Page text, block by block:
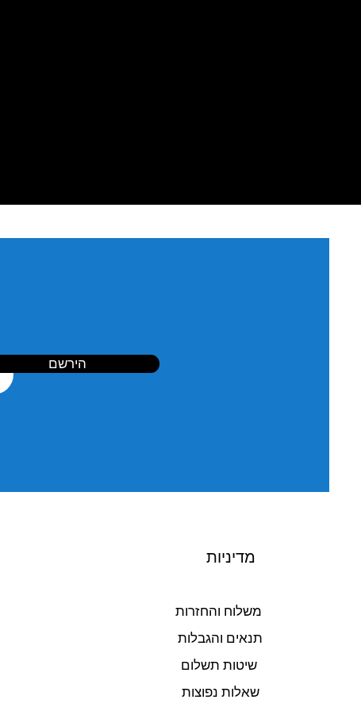
הירשם
מדיניות
משלוח והחזרות
תנאים והגבלות
שיטות תשלום
שאלות נפוצות